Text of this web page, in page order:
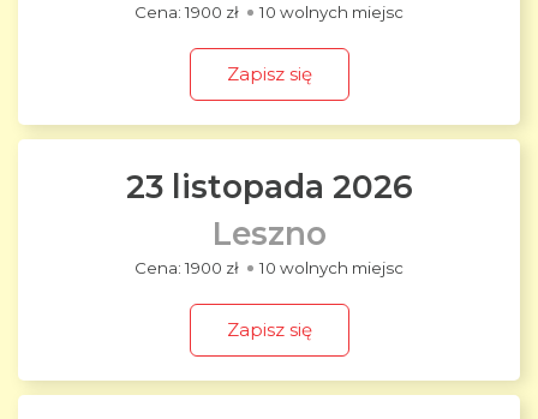
1900 zł 10 wolnych miejsc
Zapisz się
23 listopada 2026
Leszno
1900 zł 10 wolnych miejsc
Zapisz się